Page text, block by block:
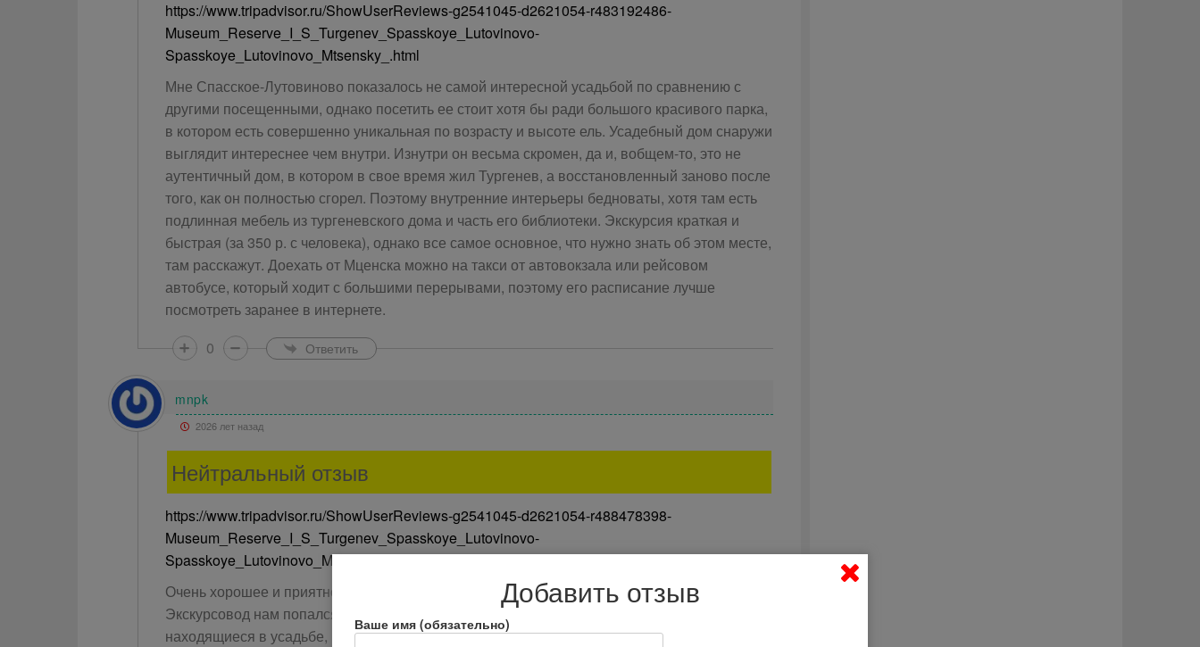
https://www.tripadvisor.ru/ShowUserReviews-g2541045-d2621054-r483192486-
Museum_Reserve_I_S_Turgenev_Spasskoye_Lutovinovo-
Spasskoye_Lutovinovo_Mtsensky_.html
Мне Спасское-Лутовиново показалось не самой интересной усадьбой по сравнению с
другими посещенными, однако посетить ее стоит хотя бы ради большого красивого парка,
в котором есть совершенно уникальная по возрасту и высоте ель. Усадебный дом снаружи
выглядит интереснее чем внутри. Изнутри он весьма скромен, да и, вобщем-то, это не
аутентичный дом, в котором в свое время жил Тургенев, а восстановленный заново после
того, как он полностью сгорел. Поэтому внутренние интерьеры бедноваты, хотя там есть
подлинная мебель из тургеневского дома и часть его библиотеки. Экскурсия краткая и
быстрая (за 350 р. с человека), однако все самое основное, что нужно знать об этом месте,
там расскажут. Доехать от Мценска можно на такси от автовокзала или рейсовом
автобусе, который ходит с большими перерывами, поэтому его расписание лучше
посмотреть заранее в интернете.
0
Ответить
mnpk
2026 лет назад
Нейтральный отзыв
https://www.tripadvisor.ru/ShowUserReviews-g2541045-d2621054-r488478398-
Museum_Reserve_I_S_Turgenev_Spasskoye_Lutovinovo-
Spasskoye_Lutovinovo_Mtsensky_.html
Очень хорошее и приятное место. Хорошо бы повезло с погодой, чтобы погулять.
Экскурсовод нам попался не очень интересный. Рассказала просто про комнаты,
находящиеся в усадьбе, мало интересной и полезной информации. И цены за такую
Добавить отзыв
Ваше имя (обязательно)